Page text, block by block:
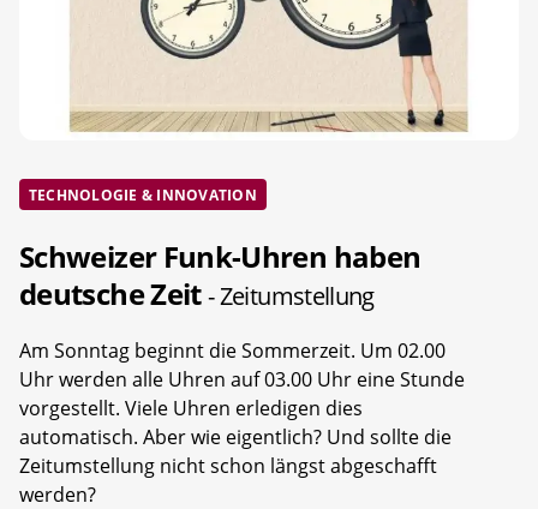
TECHNOLOGIE & INNOVATION
Schweizer Funk-Uhren haben
deutsche Zeit- Zeitumstellung
Am Sonntag beginnt die Sommerzeit. Um 02.00
Uhr werden alle Uhren auf 03.00 Uhr eine Stunde
vorgestellt. Viele Uhren erledigen dies
automatisch. Aber wie eigentlich? Und sollte die
Zeitumstellung nicht schon längst abgeschafft
werden?